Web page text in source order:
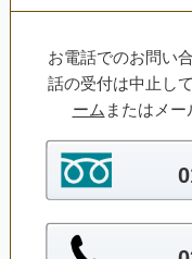
お電話でのお問い
話の受付は中止し
ーム またはメー